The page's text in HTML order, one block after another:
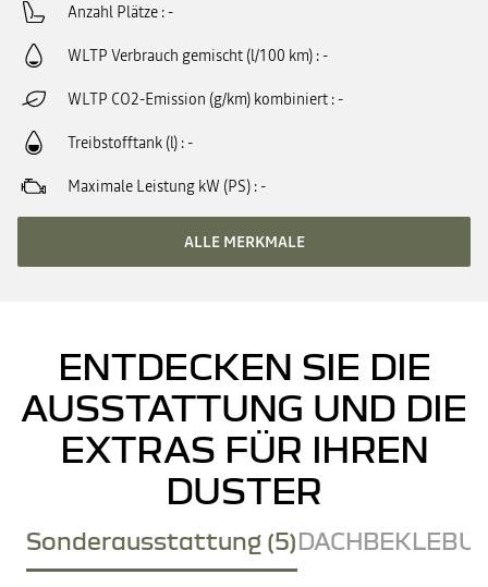
Anzahl Plätze -
WLTP Verbrauch gemischt (l/100 km) -
WLTP CO2-Emission (g/km) kombiniert -
Treibstofftank (l) -
Maximale Leistung kW (PS) -
ALLE MERKMALE
ENTDECKEN SIE DIE
AUSSTATTUNG UND DIE
EXTRAS FÜR IHREN
DUSTER
Sonderausstattung (5)